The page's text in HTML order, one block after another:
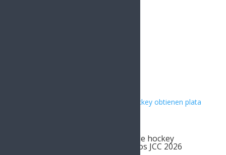
Par de jugadoras sonorenses de hockey
obtienen plata con México en los JCC 2026